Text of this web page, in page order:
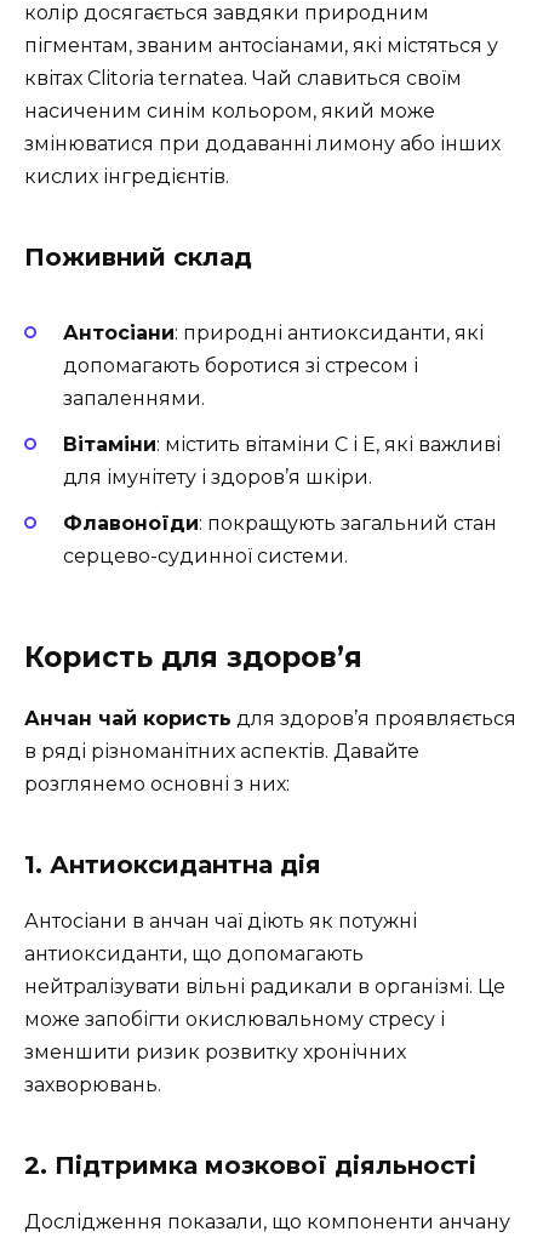
колір досягається завдяки природним
пігментам, званим антосіанами, які містяться у
квітах Clitoria ternatea. Чай славиться своїм
насиченим синім кольором, який може
змінюватися при додаванні лимону або інших
кислих інгредієнтів.
Поживний склад
Антосіани: природні антиоксиданти, які
допомагають боротися зі стресом і
запаленнями.
Вітаміни: містить вітаміни C і E, які важливі
для імунітету і здоров’я шкіри.
Флавоноїди: покращують загальний стан
серцево-судинної системи.
Користь для здоров’я
Анчан чай користь для здоров’я проявляється
в ряді різноманітних аспектів. Давайте
розглянемо основні з них:
1. Антиоксидантна дія
Антосіани в анчан чаї діють як потужні
антиоксиданти, що допомагають
нейтралізувати вільні радикали в організмі. Це
може запобігти окислювальному стресу і
зменшити ризик розвитку хронічних
захворювань.
2. Підтримка мозкової діяльності
Дослідження показали, що компоненти анчану